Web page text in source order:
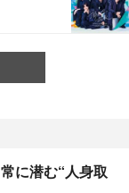
に潜む“人身取